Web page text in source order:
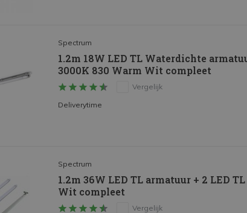
Spectrum
1.2m 18W LED TL Waterdichte
3000K 830 Warm Wit compleet
Vergelijk
Deliverytime
Spectrum
1.2m 36W LED TL armatuur + 2 LED
Wit compleet
Vergelijk